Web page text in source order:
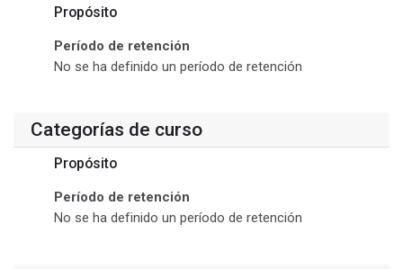
Propósito
Período de retención
No se ha definido un período de retención
Categorías de curso
Propósito
Período de retención
No se ha definido un período de retención